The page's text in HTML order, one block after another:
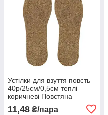
Устілки для взуття повсть
40р/25см/0,5см теплі
коричневі Повстяна
устілка чоловіча / жіноча
11,48 ₴/пара